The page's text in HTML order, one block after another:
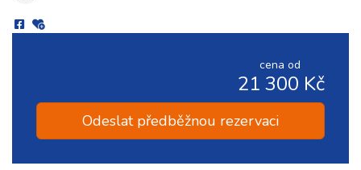
cena od
21 300 Kč
Odeslat předběžnou rezervaci